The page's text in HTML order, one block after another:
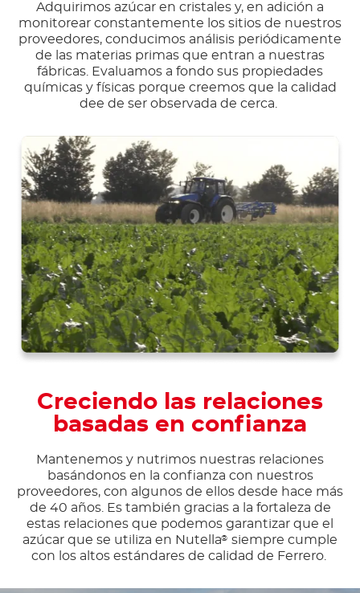
Adquirimos azúcar en cristales y, en adición a
monitorear constantemente los sitios de nuestros
proveedores, conducimos análisis periódicamente
de las materias primas que entran a nuestras
fábricas. Evaluamos a fondo sus propiedades
químicas y físicas porque creemos que la calidad
dee de ser observada de cerca.
Creciendo las relaciones
basadas en confianza
Mantenemos y nutrimos nuestras relaciones
basándonos en la confianza con nuestros
proveedores, con algunos de ellos desde hace más
de 40 años. Es también gracias a la fortaleza de
estas relaciones que podemos garantizar que el
azúcar que se utiliza en Nutella® siempre cumple
con los altos estándares de calidad de Ferrero.